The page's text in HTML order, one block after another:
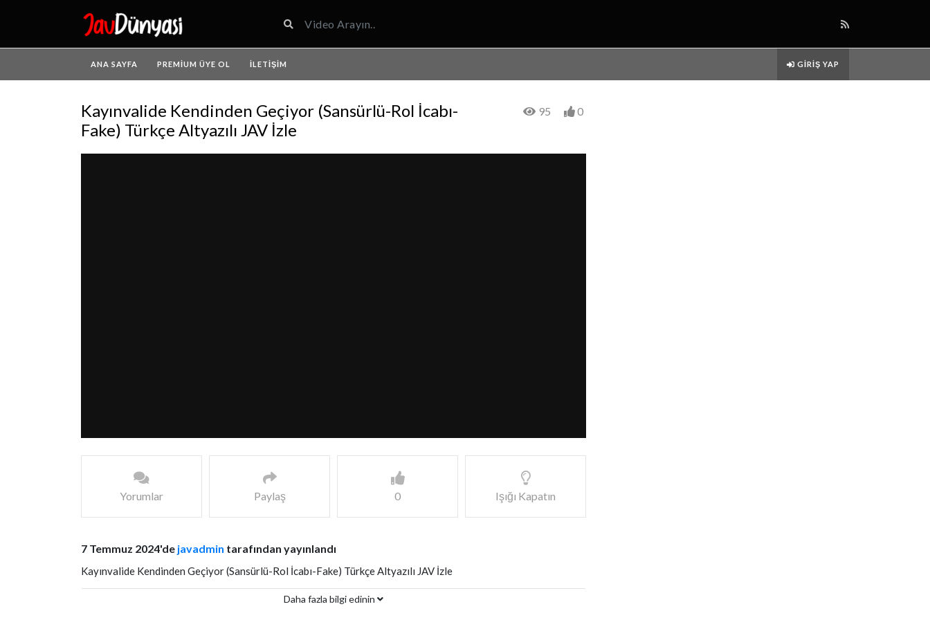
ANA SAYFA PREMIUM ÜYE OL İLETIŞIM GIRIŞ YAP
Kayınvalide Kendinden Geçiyor (Sansürlü-Rol İcabı-
Fake) Türkçe Altyazılı JAV İzle
95 0
Yorumlar Paylaş 0 Işığı Kapatın
7 Temmuz 2024'de javadmin tarafından yayınlandı
Kayınvalide Kendinden Geçiyor (Sansürlü-Rol İcabı-Fake) Türkçe Altyazılı JAV İzle
Daha fazla bilgi edinin